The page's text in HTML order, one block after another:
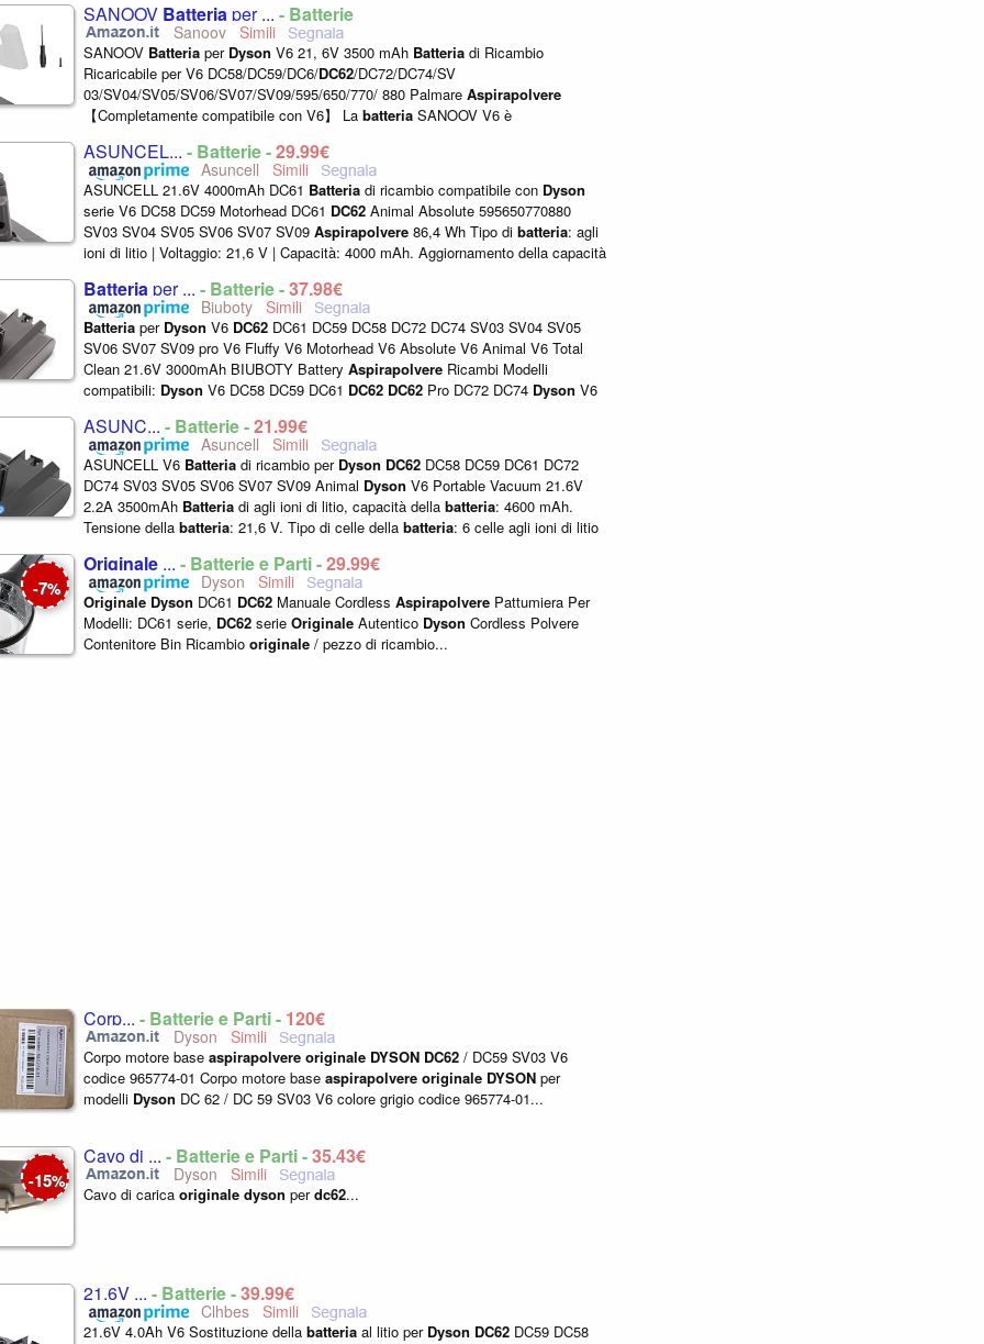
SANOOV Batteriaper ... - Batterie
Sanoov
SANOOV Batteria per Dyson V6 21, 6V 3500 mAh Batteria di Ricambio
Ricaricabile per V6 DC58/DC59/DC6/DC62/DC72/DC74/SV
03/SV04/SV05/SV06/SV07/SV09/595/650/770/ 880 Palmare Aspirapolvere
【Completamente compatibile con V6】 La batteria SANOOV V6 è
/Slim/Origin...
ASUNCEL... - Batterie -29,99€
Asuncell
ASUNCELL 21.6V 4000mAh DC61 Batteria di ricambio compatibile con Dyson
serie V6 DC58 DC59 Motorhead DC61 DC62 Animal Absolute 595650770880
SV03 SV04 SV05 SV06 SV07 SV09 Aspirapolvere 86,4 Wh Tipo di batteria: agli
ioni di litio | Voltaggio: 21,6 V | Capacità: 4000 mAh. Aggiornamento della capacità
Batteriaper ... - Batterie -37,98€
Biuboty
Batteria per Dyson V6 DC62 DC61 DC59 DC58 DC72 DC74 SV03 SV04 SV05
SV06 SV07 SV09 pro V6 Fluffy V6 Motorhead V6 Absolute V6 Animal V6 Total
Clean 21.6V 3000mAh BIUBOTY Battery Aspirapolvere Ricambi Modelli
compatibili: Dyson V6 DC58 DC59 DC61 DC62 DC62 Pro DC72 DC74 Dyson V6
ASUNC... - Batterie -21,99€
Asuncell
ASUNCELL V6 Batteria di ricambio per Dyson DC62 DC58 DC59 DC61 DC72
DC74 SV03 SV05 SV06 SV07 SV09 Animal Dyson V6 Portable Vacuum 21.6V
2.2A 3500mAh Batteria di agli ioni di litio, capacità della batteria: 4600 mAh.
Tensione della batteria: 21,6 V. Tipo di celle della batteria: 6 celle agli ioni di litio
-7%
Originale ... - Batterie e Parti -29,99€
Dyson
Originale Dyson DC61 DC62 Manuale Cordless Aspirapolvere Pattumiera Per
Modelli: DC61 serie, DC62 serie Originale Autentico Dyson Cordless Polvere
Contenitore Bin Ricambio originale / pezzo di ricambio...
Corp... - Batterie e Parti - 120€
Dyson
Corpo motore base aspirapolvere originale DYSON DC62 / DC59 SV03 V6
codice 965774-01 Corpo motore base aspirapolvere originale DYSON per
modelli Dyson DC 62 / DC 59 SV03 V6 colore grigio codice 965774-01...
-15%
Cavo di ... - Batterie e Parti -35,43€
Dyson
Cavo di carica originale dyson perdc62...
21.6V ... - Batterie -39,99€
Clhbes
21.6V 4.0Ah V6 Sostituzione della batteria al litio per Dyson DC62 DC59 DC58